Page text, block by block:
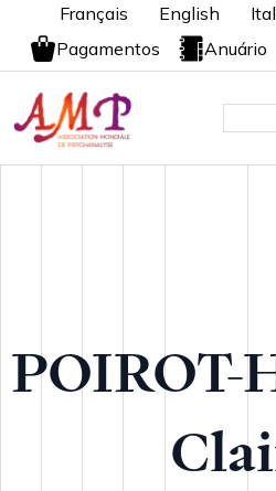
Français English
Pagamentos
Anuário
POIROT-